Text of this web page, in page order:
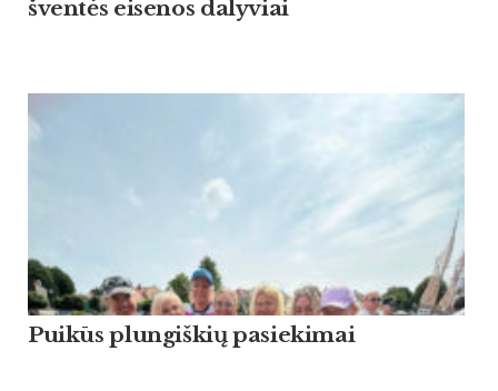
šventės eisenos dalyviai
Puikūs plungiškių pasiekimai